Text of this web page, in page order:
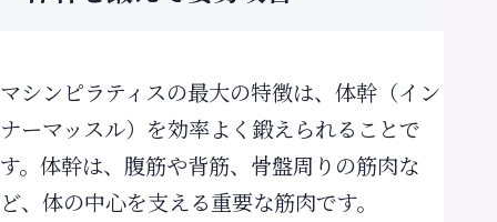
マシンピラティスの最大の特徴は、体幹（イン
ナーマッスル）を効率よく鍛えられることで
す。体幹は、腹筋や背筋、骨盤周りの筋肉な
ど、体の中心を支える重要な筋肉です。